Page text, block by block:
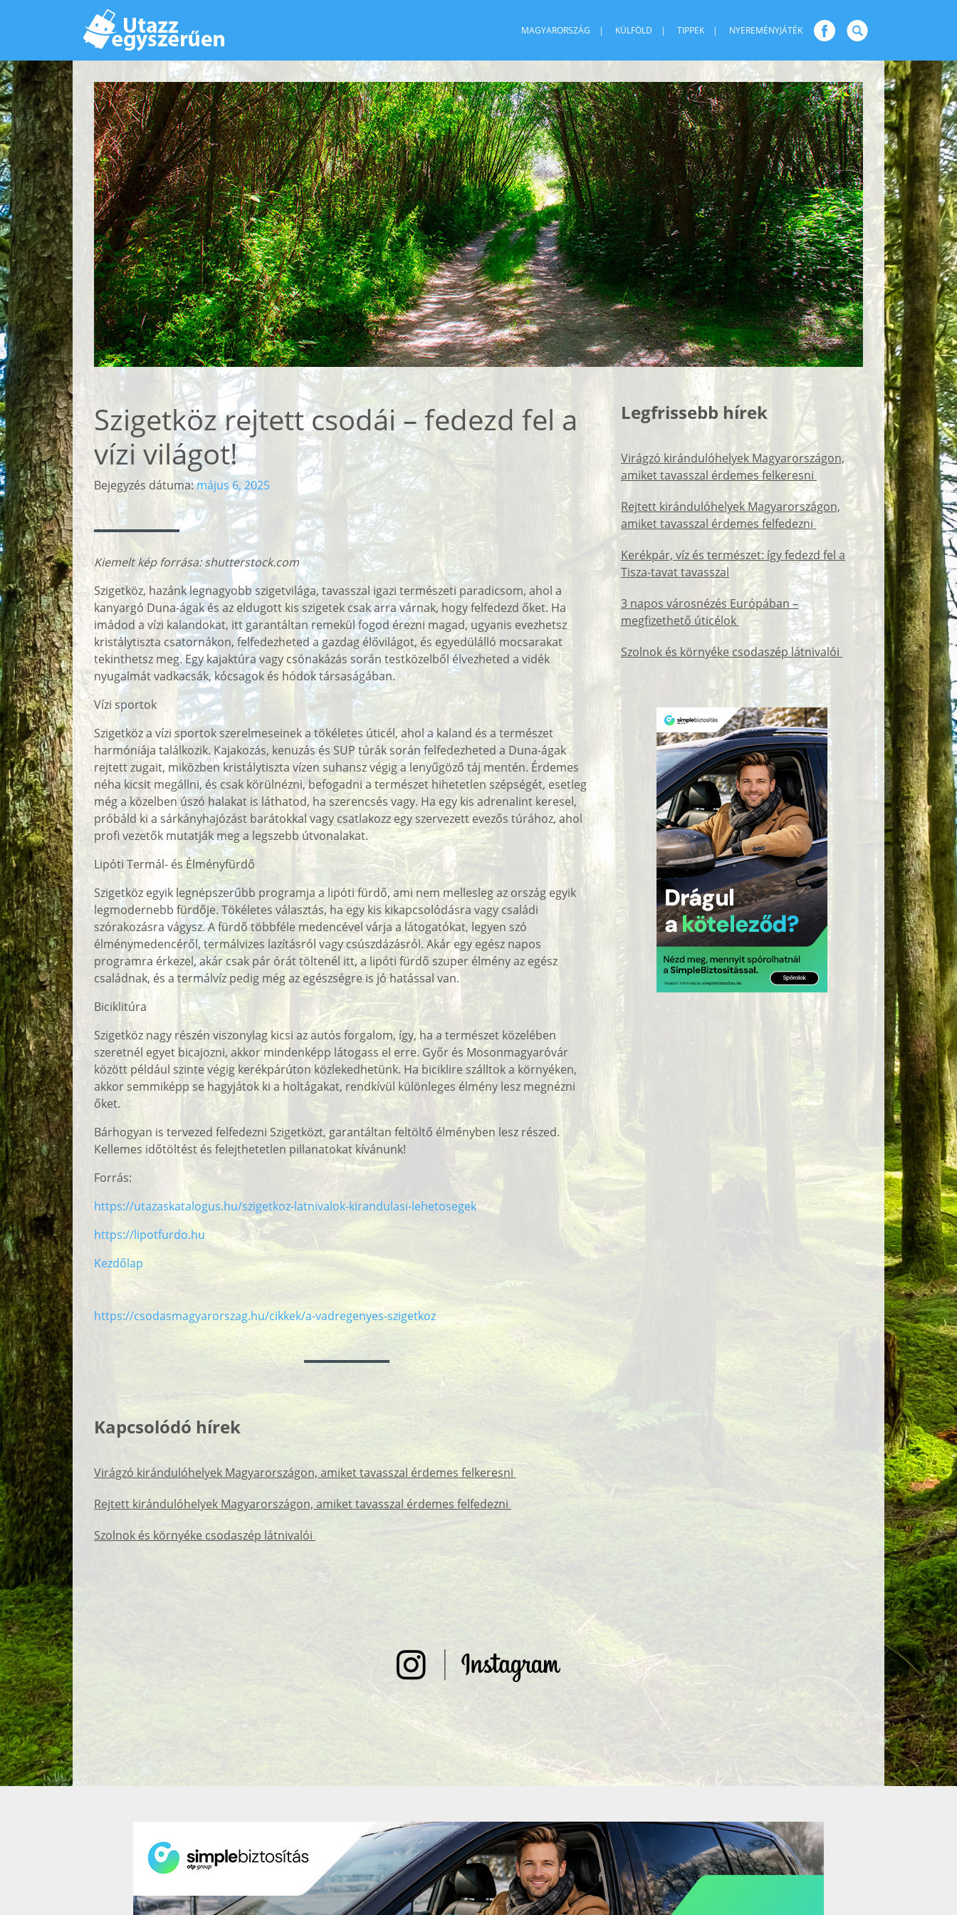
MAGYARORSZÁG KÜLFÖLD TIPPEK NYEREMÉNYJÁTÉK
Szigetköz rejtett csodái – fedezd fel a
vízi világot!
Bejegyzés dátuma:május 6, 2025
Kiemelt kép forrása: shutterstock.com
Szigetköz, hazánk legnagyobb szigetvilága, tavasszal igazi természeti paradicsom, ahol a
kanyargó Duna-ágak és az eldugott kis szigetek csak arra várnak, hogy felfedezd őket. Ha
imádod a vízi kalandokat, itt garantáltan remekül fogod érezni magad, ugyanis evezhetsz
kristálytiszta csatornákon, felfedezheted a gazdag élővilágot, és egyedülálló mocsarakat
tekinthetsz meg. Egy kajaktúra vagy csónakázás során testközelből élvezheted a vidék
nyugalmát vadkacsák, kócsagok és hódok társaságában.
Vízi sportok
Szigetköz a vízi sportok szerelmeseinek a tökéletes úticél, ahol a kaland és a természet
harmóniája találkozik. Kajakozás, kenuzás és SUP túrák során felfedezheted a Duna-ágak
rejtett zugait, miközben kristálytiszta vízen suhansz végig a lenyűgöző táj mentén. Érdemes
néha kicsit megállni, és csak körülnézni, befogadni a természet hihetetlen szépségét, esetleg
még a közelben úszó halakat is láthatod, ha szerencsés vagy. Ha egy kis adrenalint keresel,
próbáld ki a sárkányhajózást barátokkal vagy csatlakozz egy szervezett evezős túrához, ahol
profi vezetők mutatják meg a legszebb útvonalakat.
Lipóti Termál- és Élményfürdő
Szigetköz egyik legnépszerűbb programja a lipóti fürdő, ami nem mellesleg az ország egyik
legmodernebb fürdője. Tökéletes választás, ha egy kis kikapcsolódásra vagy családi
szórakozásra vágysz. A fürdő többféle medencével várja a látogatókat, legyen szó
élménymedencéről, termálvizes lazításról vagy csúszdázásról. Akár egy egész napos
programra érkezel, akár csak pár órát töltenél itt, a lipóti fürdő szuper élmény az egész
családnak, és a termálvíz pedig még az egészségre is jó hatással van.
Biciklitúra
Szigetköz nagy részén viszonylag kicsi az autós forgalom, így, ha a természet közelében
szeretnél egyet bicajozni, akkor mindenképp látogass el erre. Győr és Mosonmagyaróvár
között például szinte végig kerékpárúton közlekedhetünk. Ha biciklire szálltok a környéken,
akkor semmiképp se hagyjátok ki a holtágakat, rendkívül különleges élmény lesz megnézni
őket.
Bárhogyan is tervezed felfedezni Szigetközt, garantáltan feltöltő élményben lesz részed.
Kellemes időtöltést és felejthetetlen pillanatokat kívánunk!
Forrás:
https://utazaskatalogus.hu/szigetkoz-latnivalok-kirandulasi-lehetosegek
https://lipotfurdo.hu
Kezdőlap
https://csodasmagyarorszag.hu/cikkek/a-vadregenyes-szigetkoz
Kapcsolódó hírek
Virágzó kirándulóhelyek Magyarországon, amiket tavasszal érdemes felkeresni
Rejtett kirándulóhelyek Magyarországon, amiket tavasszal érdemes felfedezni
Szolnok és környéke csodaszép látnivalói
Legfrissebb hírek
Virágzó kirándulóhelyek Magyarországon,
amiket tavasszal érdemes felkeresni
Rejtett kirándulóhelyek Magyarországon,
amiket tavasszal érdemes felfedezni
Kerékpár, víz és természet: így fedezd fel a
Tisza-tavat tavasszal
3 napos városnézés Európában –
megfizethető úticélok
Szolnok és környéke csodaszép látnivalói